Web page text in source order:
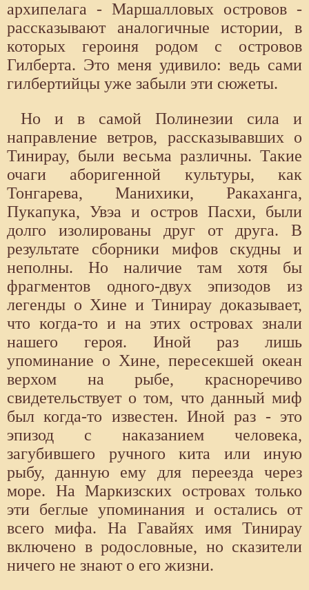
архипелага - Маршалловых островов -
рассказывают аналогичные истории, в
которых героиня родом с островов
Гилберта. Это меня удивило: ведь сами
гилбертийцы уже забыли эти сюжеты.
Но и в самой Полинезии сила и
направление ветров, рассказывавших о
Тинирау, были весьма различны. Такие
очаги аборигенной культуры, как
Тонгарева, Манихики, Ракаханга,
Пукапука, Увэа и остров Пасхи, были
долго изолированы друг от друга. В
результате сборники мифов скудны и
неполны. Но наличие там хотя бы
фрагментов одного-двух эпизодов из
легенды о Хине и Тинирау доказывает,
что когда-то и на этих островах знали
нашего героя. Иной раз лишь
упоминание о Хине, пересекшей океан
верхом на рыбе, красноречиво
свидетельствует о том, что данный миф
был когда-то известен. Иной раз - это
эпизод с наказанием человека,
загубившего ручного кита или иную
рыбу, данную ему для переезда через
море. На Маркизских островах только
эти беглые упоминания и остались от
всего мифа. На Гавайях имя Тинирау
включено в родословные, но сказители
ничего не знают о его жизни.